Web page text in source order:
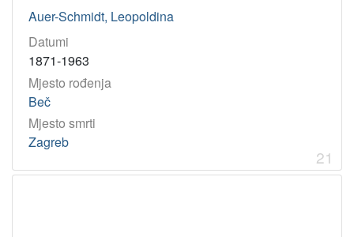
Auer-Schmidt, Leopoldina
Datumi
1871-1963
Mjesto rođenja
Beč
Mjesto smrti
Zagreb
21